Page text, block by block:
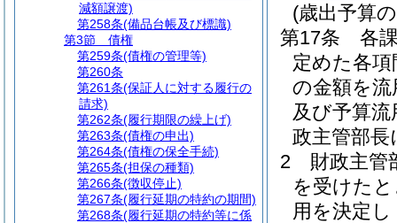
(歳出予算
第17条
各
定めた各
の金額を
及び予算
政主管部
2
財政主管
を受けた
用を決定
減額譲渡)
第258条(備品台帳及び標識)
第3節
債権
第259条(債権の管理等)
第260条
第261条(保証人に対する履行の
請求)
第262条(履行期限の繰上げ)
第263条(債権の申出)
第264条(債権の保全手続)
第265条(担保の種類)
第266条(徴収停止)
第267条(履行延期の特約の期間)
第268条(履行延期の特約等に係